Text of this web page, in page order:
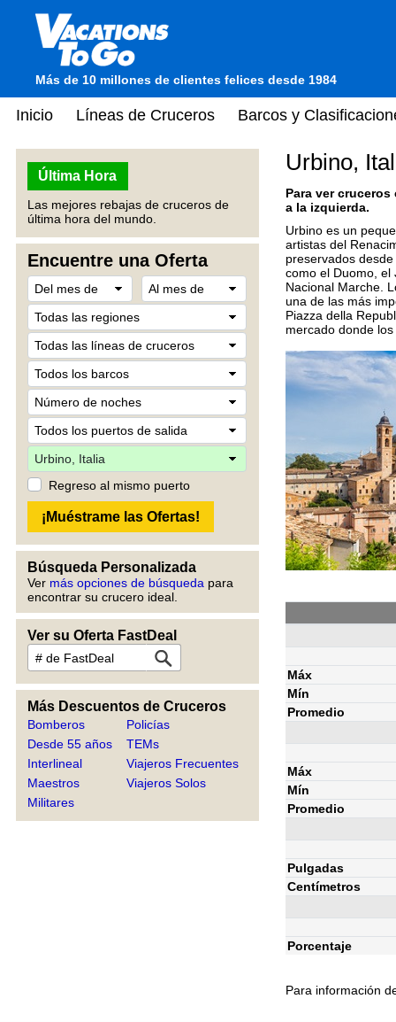
Más de 10 millones de clientes felices desde 1984
Inicio Líneas de Cruceros Barcos y
Última Hora
Las mejores rebajas de cruceros de
última hora del mundo.
Encuentre una Oferta
Regreso al mismo puerto
Búsqueda Personalizada
Ver más opciones de búsqueda para
encontrar su crucero ideal.
Ver su Oferta FastDeal
Más Descuentos de Cruceros
Bomberos
Desde 55 años
Interlineal
Maestros
Militares
Policías
TEMs
Viajeros Frecuentes
Viajeros Solos
Urbino,
Para ver
a la izquierda.
Urbino es un
artistas del
preservados
como el Duomo, el
Nacional Marche.
una de las más
Piazza della
mercado donde
Máx
Mín
Promedio
Máx
Mín
Promedio
Pulgadas
Centímetros
Porcentaje
Para información